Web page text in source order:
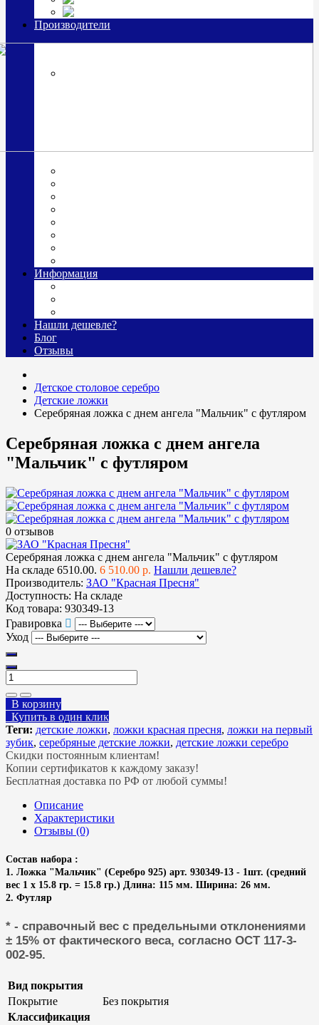
Производители
Информация
Нашли дешевле?
Блог
Отзывы
Детское столовое серебро
Детские ложки
Серебряная ложка с днем ангела "Мальчик" с футляром
Серебряная ложка с днем ангела
"Мальчик" с футляром
0 отзывов
Серебряная ложка с днем ангела "Мальчик" с футляром
На складе 6510.00. 6 510.00 р. Нашли дешевле?
Производитель: ЗАО "Красная Пресня"
Доступность: На складе
Код товара: 930349-13
Гравировка
Уход
В корзину
Купить в один клик
Теги: детские ложки, ложки красная пресня, ложки на первый
зубик, серебряные детские ложки, детские ложки серебро
Скидки постоянным клиентам!
Копии сертификатов к каждому заказу!
Бесплатная доставка по РФ от любой суммы!
Описание
Характеристики
Отзывы (0)
Состав набора :
1. Ложка "Мальчик" (Серебро 925) арт. 930349-13 - 1шт. (средний
вес 1 х 15.8 гр. = 15.8 гр.) Длина: 115 мм. Ширина: 26 мм.
2. Футляр
* - справочный вес с предельными отклонениями
± 15% от фактического веса, согласно ОСТ 117-3-
002-95.
Вид покрытия
Покрытие
Без покрытия
Классификация